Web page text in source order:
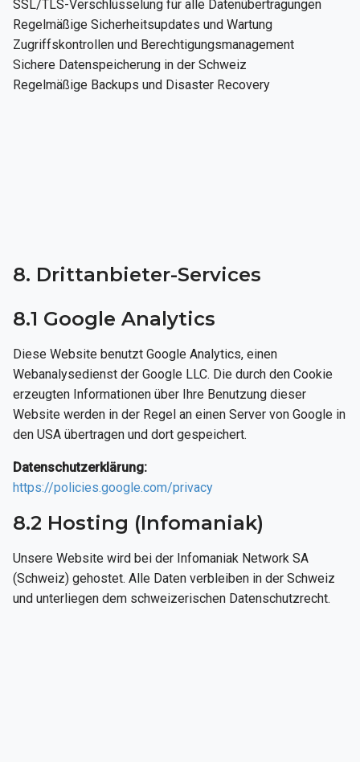
SSL/TLS-Verschlüsselung für alle Datenübertragungen
Regelmäßige Sicherheitsupdates und Wartung
Zugriffskontrollen und Berechtigungsmanagement
Sichere Datenspeicherung in der Schweiz
Regelmäßige Backups und Disaster Recovery
8. Drittanbieter-Services
8.1 Google Analytics
Diese Website benutzt Google Analytics, einen
Webanalysedienst der Google LLC. Die durch den Cookie
erzeugten Informationen über Ihre Benutzung dieser
Website werden in der Regel an einen Server von Google in
den USA übertragen und dort gespeichert.
Datenschutzerklärung:
https://policies.google.com/privacy
8.2 Hosting (Infomaniak)
Unsere Website wird bei der Infomaniak Network SA
(Schweiz) gehostet. Alle Daten verbleiben in der Schweiz
und unterliegen dem schweizerischen Datenschutzrecht.